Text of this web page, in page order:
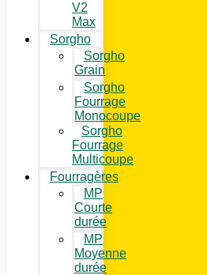
V2
Max
Sorgho
Sorgho
Grain
Sorgho
Fourrage
Monocoupe
Sorgho
Fourrage
Multicoupe
Fourragères
MP
Courte
durée
MP
Moyenne
durée